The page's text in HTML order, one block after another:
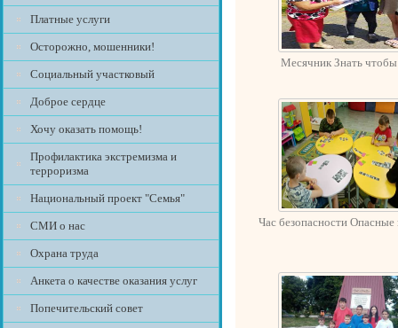
Платные услуги
Осторожно, мошенники!
Социальный участковый
Доброе сердце
Хочу оказать помощь!
Профилактика экстремизма и
терроризма
Национальный проект "Семья"
СМИ о нас
Охрана труда
Анкета о качестве оказания услуг
Попечительский совет
Месячник Знать
Час безопасности